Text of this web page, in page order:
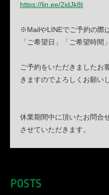
https://lin.ee/2idJk8t
※MailやLINEでご予約の際
「ご希望日」「ご希望時間
ご予約をいただきましたお
きますのでよろしくお願い
休業期間中に頂いたお問合
させていただきます。
POSTS